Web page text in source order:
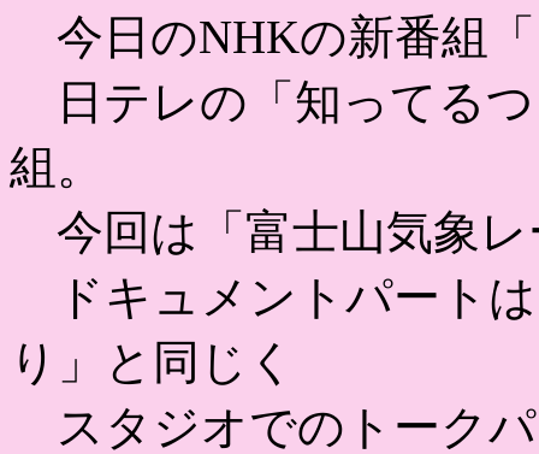
今日のNHKの新番組
日テレの「知ってる
組。
今回は「富士山気象レ
ドキュメントパート
り」と同じく
スタジオでのトーク